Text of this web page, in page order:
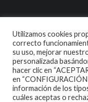
2007
Utilizamos cookies
correcto
su uso, mejorar
personalizada
hacer clic en
en
información de los
cuáles aceptas o